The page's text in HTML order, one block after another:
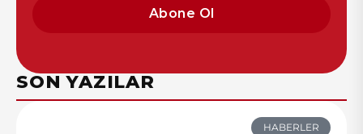
Abone Ol
SON YAZILAR
HABERLER